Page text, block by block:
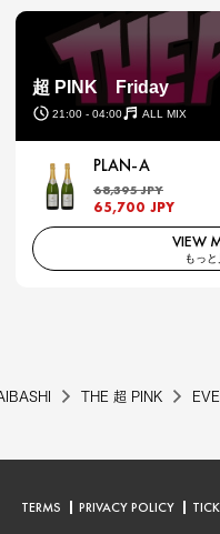
超 PINK Friday
21:00 - 04:00 ALL MIX
PLAN-A
68,395 JPY
65,700 JPY
VIEW
もっと
THE 超 PINK
TERMS PRIVACY POLICY